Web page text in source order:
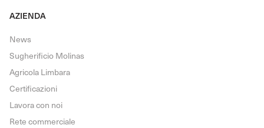
AZIENDA
News
Sugherificio Molinas
Agricola Limbara
Certificazioni
Lavora con noi
Rete commerciale